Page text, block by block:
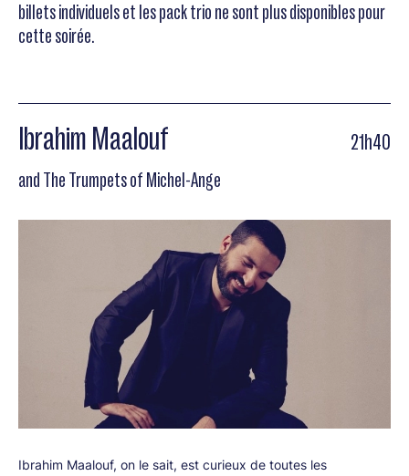
billets individuels et les pack trio ne sont plus disponibles pour
cette soirée.
Ibrahim Maalouf 21h40
and The Trumpets of Michel-Ange
Ibrahim Maalouf, on le sait, est curieux de toutes les